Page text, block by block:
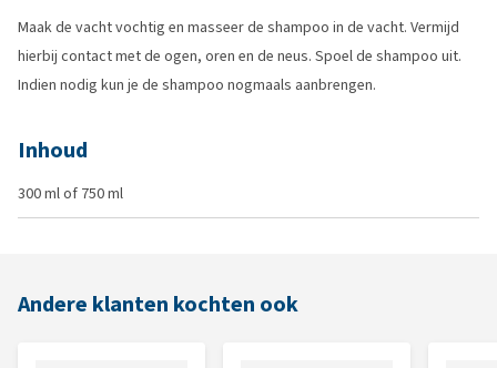
Maak de vacht vochtig en masseer de shampoo in de vacht. Vermijd
hierbij contact met de ogen, oren en de neus. Spoel de shampoo uit.
Indien nodig kun je de shampoo nogmaals aanbrengen.
Inhoud
300 ml of 750 ml
Andere klanten kochten ook